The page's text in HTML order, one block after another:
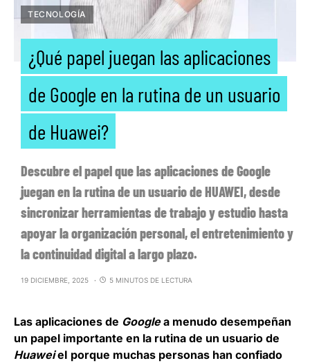
TECNOLOGÍA
¿Qué papel juegan las aplicaciones
de Google en la rutina de un usuario
de Huawei?
Descubre el papel que las aplicaciones de Google
juegan en la rutina de un usuario de HUAWEI, desde
sincronizar herramientas de trabajo y estudio hasta
apoyar la organización personal, el entretenimiento y
la continuidad digital a largo plazo.
19 DICIEMBRE, 2025 5 MINUTOS DE LECTURA
Las aplicaciones de Googlea menudo desempeñan
un papel importante en la rutina de un usuario de
HuaweieI porque muchas personas han confiado